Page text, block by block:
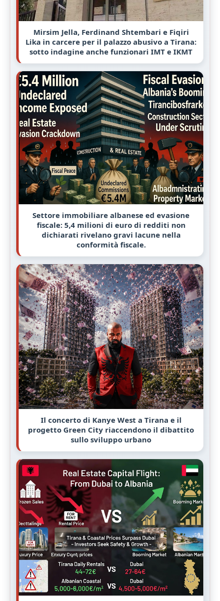
Mirsim Jella, Ferdinand Shtembari e Fiqiri
Lika in carcere per il palazzo abusivo a Tirana:
sotto indagine anche funzionari IMT e IKMT
Settore immobiliare albanese ed evasione
fiscale: 5,4 milioni di euro di redditi non
dichiarati rivelano gravi lacune nella
conformità fiscale.
Il concerto di Kanye West a Tirana e il
progetto Green City riaccendono il dibattito
sullo sviluppo urbano